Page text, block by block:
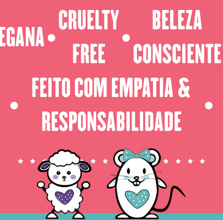
⬤
CRUELTY
FREE
⬤
BELEZA
CONSCIENTE
⬤
FEITO COM EMPATIA &
RESPONSABILIDADE
⬤